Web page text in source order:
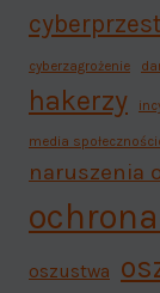
cyberzagrożenie
hakerzy
media
naruszenia
oszustwa